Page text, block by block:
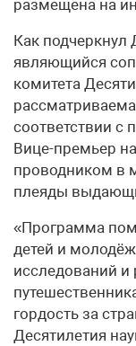
размещена на
Как
являющийся
комитета
соответствии с
Вице-премьер
проводником в
плеяды
«Программа
детей и
исследований и
гордость за
Десятилетия